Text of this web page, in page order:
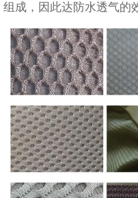
组成，因此达防水透气的